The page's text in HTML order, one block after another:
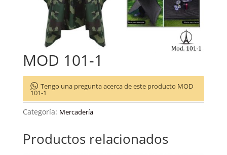
MOD 101-1
Tengo una pregunta acerca de este producto MOD
101-1
Categoría: Mercadería
Productos relacionados